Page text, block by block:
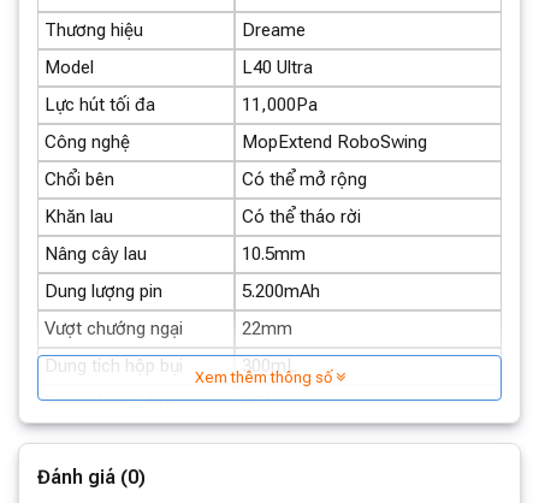
sạch lên tới4,5L và ngăn chứa nước bẩn
có thể hoạt động liên tục mà không cần phải làm đầy
hay thay nước thường xuyên. Điều này mang lại sự tiện
lợi tối đa cho người dùng.
Thương hiệu
Dreame
Model
L40 Ultra
Lực hút tối đa
11,000Pa
Công nghệ
MopExtend RoboSwing
Chổi bên
Có thể mở rộng
Khăn lau
Có thể tháo rời
Nâng cây lau
10.5mm
Dung lượng pin
5.200mAh
Vượt chướng ngại
22mm
Dung tích hộp bụi
300mL
Dung tích túi bụi
3.2L
Kích thước robot
350 x 350 x 103.8mm
Kích thước đế sạc
Xem thêm thông số
Đánh giá (0)